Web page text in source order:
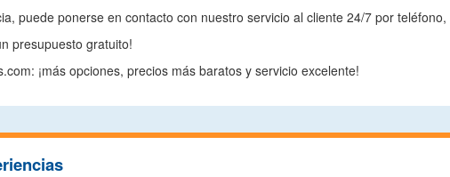
puede ponerse en contacto con nuestro servicio al cliente 24/7 por
presupuesto gratuito!
¡más opciones, precios más baratos y servicio excelente!